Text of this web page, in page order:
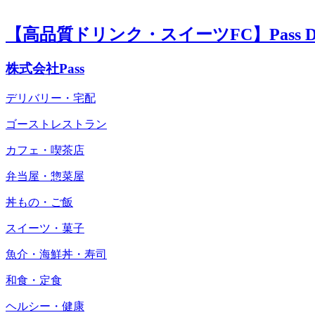
【高品質ドリンク・スイーツFC】Pass
株式会社Pass
デリバリー・宅配
ゴーストレストラン
カフェ・喫茶店
弁当屋・惣菜屋
丼もの・ご飯
スイーツ・菓子
魚介・海鮮丼・寿司
和食・定食
ヘルシー・健康